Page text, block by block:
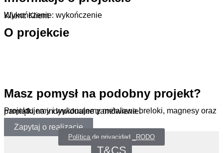
Wykończenie: wykończenie
Klient: Klient
O projekcie
Masz pomysł na podobny projekt?
Projektujemy i wykonujemy metalowe breloki, magnesy oraz pamiątki na indywidualne zamówienie.
Zapytaj o realizację
Política de privacidad _RODO
T&CS